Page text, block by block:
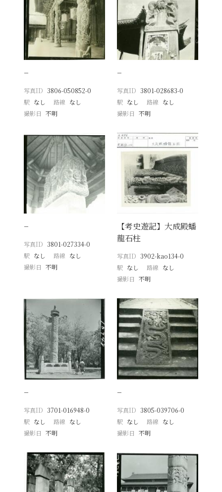
−
写真ID 3806-050852-0
駅 なし 路線 なし
撮影日
不明
−
写真ID 3801-028683-0
駅 なし 路線 なし
撮影日 不明
−
写真ID 3801-027334-0
駅 なし 路線 なし
撮影日
不明
【考史遊記】大成殿蟠
龍石柱
写真ID 3902-kao134-0
駅 なし 路線 なし
撮影日 不明
−
写真ID 3701-016948-0
駅 なし 路線 なし
撮影日
不明
−
写真ID 3805-039706-0
駅 なし 路線 なし
撮影日 不明